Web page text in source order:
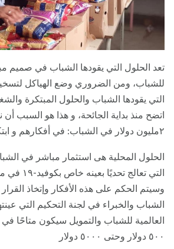
الحلول التي يقودها الشباب في صميم مبادرة
ومن الضروري وضع الهياكل لتسخير
يقودها الشباب والحلول المبتكرة والشغف و
منذ بداية الجائحة، و هذا هو السبب أن
المحلية هى استثمار مباشر في الشباب
التي تعالج تحديًا بعينه
الحكم على هذه الأفكار وإتخاذ القرار
والخبراء في لجنة التحكيم التي عينتها
للشباب والتمويل سيكون متاحًا في